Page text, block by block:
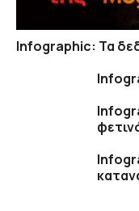
Infographic: Τα